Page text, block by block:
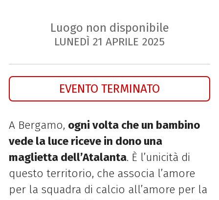
Luogo non disponibile
LUNEDÌ 21 APRILE 2025
EVENTO TERMINATO
A Bergamo, ogni volta che un bambino
vede la luce riceve in dono una
maglietta dell’Atalanta. È l’unicità di
questo territorio, che associa l’amore
per la squadra di calcio all’amore per la